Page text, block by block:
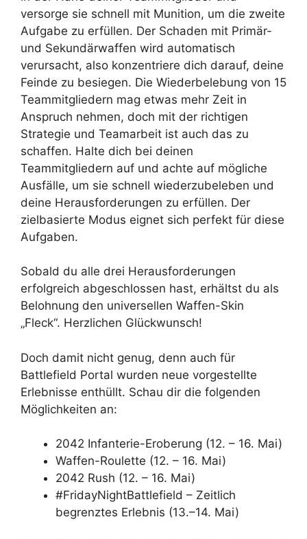
versorge sie schnell mit Munition, um die zweite
Aufgabe zu erfüllen. Der Schaden mit Primär-
und Sekundärwaffen wird automatisch
verursacht, also konzentriere dich darauf, deine
Feinde zu besiegen. Die Wiederbelebung von 15
Teammitgliedern mag etwas mehr Zeit in
Anspruch nehmen, doch mit der richtigen
Strategie und Teamarbeit ist auch das zu
schaffen. Halte dich bei deinen
Teammitgliedern auf und achte auf mögliche
Ausfälle, um sie schnell wiederzubeleben und
deine Herausforderungen zu erfüllen. Der
zielbasierte Modus eignet sich perfekt für diese
Aufgaben.
Sobald du alle drei Herausforderungen
erfolgreich abgeschlossen hast, erhältst du als
Belohnung den universellen Waffen-Skin
„Fleck“. Herzlichen Glückwunsch!
Doch damit nicht genug, denn auch für
Battlefield Portal wurden neue vorgestellte
Erlebnisse enthüllt. Schau dir die folgenden
Möglichkeiten an:
2042 Infanterie-Eroberung (12. – 16. Mai)
Waffen-Roulette (12. – 16. Mai)
2042 Rush (12. – 16. Mai)
#FridayNightBattlefield – Zeitlich
begrenztes Erlebnis (13.–14. Mai)